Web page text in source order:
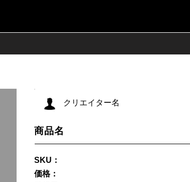
クリエイター名
商品名
SKU：
価格：